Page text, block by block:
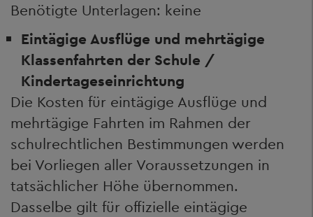
Benötigte Unterlagen: keine
Eintägige Ausflüge und mehrtägige
Klassenfahrten der Schule /
Kindertageseinrichtung
Die Kosten für eintägige Ausflüge und
mehrtägige Fahrten im Rahmen der
schulrechtlichen Bestimmungen werden
bei Vorliegen aller Voraussetzungen in
tatsächlicher Höhe übernommen.
Dasselbe gilt für offizielle eintägige